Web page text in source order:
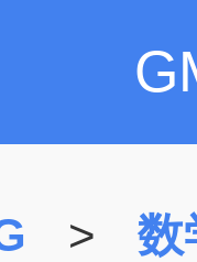
> 数